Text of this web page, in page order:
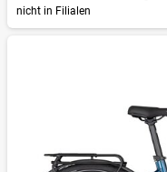
nicht in Filialen